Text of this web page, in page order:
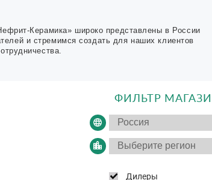
Керамика» широко представлены в России
и стремимся создать для наших клиентов
ФИЛЬТР
Дилеры